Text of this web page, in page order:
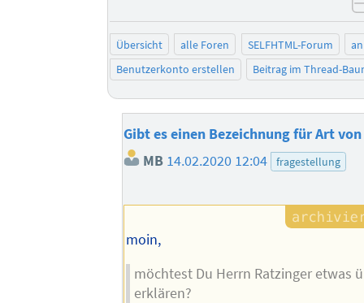
Übersicht alle Foren SELFHTML-Forum
Benutzerkonto erstellen
Beitrag im Thread-
Gibt es einen Bezeichnung für Art von
MB 14.02.2020 12:04 fragestellung
moin,
möchtest Du Herrn Ratzinger etwas
erklären?